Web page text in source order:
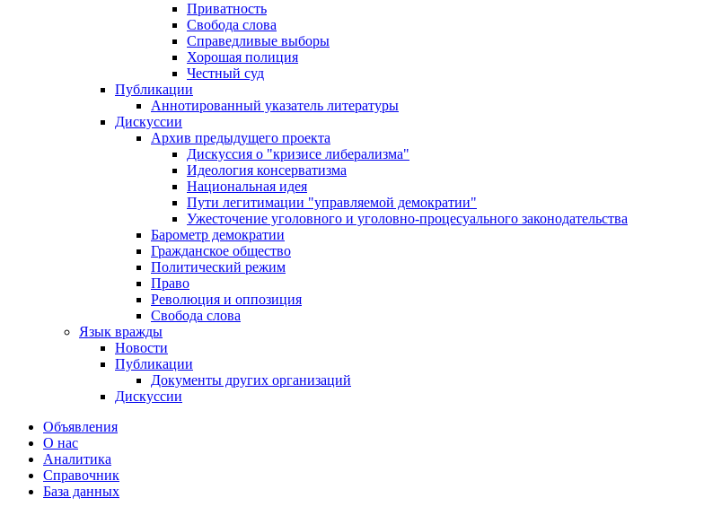
Приватность
Свобода слова
Справедливые выборы
Хорошая полиция
Честный суд
Публикации
Аннотированный указатель литературы
Дискуссии
Архив предыдущего проекта
Дискуссия о "кризисе либерализма"
Идеология консерватизма
Национальная идея
Пути легитимации "управляемой демократии"
Ужесточение уголовного и уголовно-процесуального законодательства
Барометр демократии
Гражданское общество
Политический режим
Право
Революция и оппозиция
Свобода слова
Язык вражды
Новости
Публикации
Документы других организаций
Дискуссии
Объявления
О нас
Аналитика
Справочник
База данных